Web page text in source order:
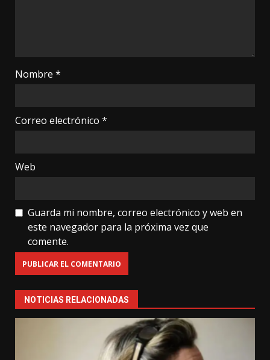
Nombre *
Correo electrónico *
Web
Guarda mi nombre, correo electrónico y web en
este navegador para la próxima vez que
comente.
NOTICIAS RELACIONADAS